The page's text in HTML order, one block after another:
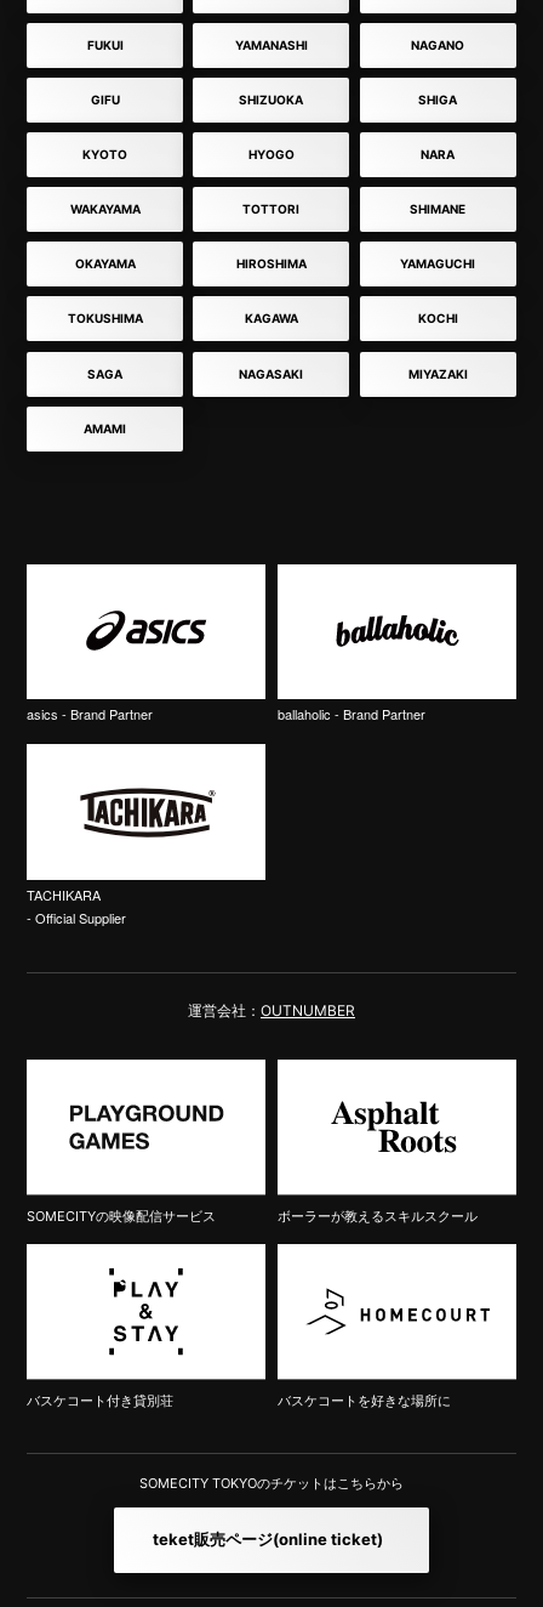
FUKUI YAMANASHI NAGANO
GIFU SHIZUOKA SHIGA
KYOTO HYOGO NARA
WAKAYAMA TOTTORI SHIMANE
OKAYAMA HIROSHIMA YAMAGUCHI
TOKUSHIMA KAGAWA KOCHI
SAGA NAGASAKI MIYAZAKI
AMAMI
asics - Brand Partner ballaholic - Brand Partner
TACHIKARA
- Official Supplier
運営会社： OUTNUMBER
SOMECITYの映像配信サービス ボーラーが教えるスキルスクール
バスケコート付き貸別荘 バスケコートを好きな場所に
SOMECITY TOKYOのチケットはこちらから
teket販売ページ(online ticket)